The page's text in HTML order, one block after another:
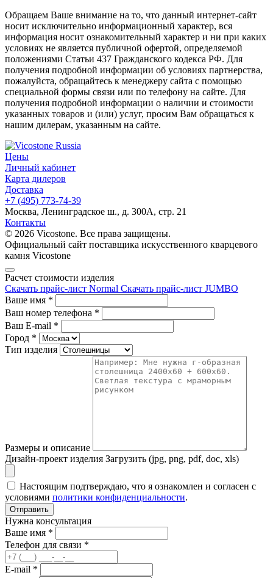
Обращаем Ваше внимание на то, что данный интернет-сайт
носит исключительно информационный характер, вся
информация носит ознакомительный характер и ни при каких
условиях не является публичной офертой, определяемой
положениями Статьи 437 Гражданского кодекса РФ. Для
получения подробной информации об условиях партнерства,
пожалуйста, обращайтесь к менеджеру сайта с помощью
специальной формы связи или по телефону на сайте. Для
получения подробной информации о наличии и стоимости
указанных товаров и (или) услуг, просим Вам обращаться к
нашим дилерам, указанным на сайте.
Цены
Личный кабинет
Карта дилеров
Доставка
+7 (495) 773-74-39
Москва, Ленинградское ш., д. 300А, стр. 21
Контакты
© 2026 Vicostone. Все права защищены.
Официальный сайт поставщика искусственного кварцевого
камня Vicostone
Расчет стоимости изделия
Скачать прайс-лист Normal Скачать прайс-лист JUMBO
Ваше имя *
Ваш номер телефона *
Ваш E-mail *
Город *
Тип изделия
Размеры и описание
Дизайн-проект изделия Загрузить (jpg, png, pdf, doc, xls)
Настоящим подтверждаю, что я ознакомлен и согласен с
условиями политики конфиденциальности.
Отправить
Нужна консультация
Ваше имя *
Телефон для связи *
E-mail *